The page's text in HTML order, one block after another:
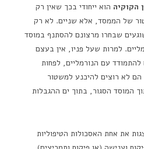
הקוקיה הוא ייחודי בכך שאין רק
של הממסד, אלא שניים. לא רק
שבחרו מרצונם להסתנף במוסד
למרות שעל פניו, אין בעצם
עם הנורמליים, לפחות
לא רוצים להיכנע למשטור
המוסד הסגור, בתוך ים ההגבלות
את אחת האסכולות הטיפוליות